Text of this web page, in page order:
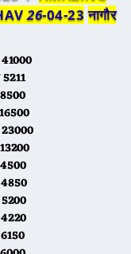
26-04-23 नागौर